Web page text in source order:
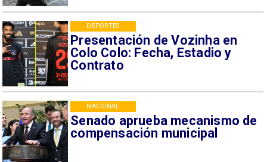
Presentación de Vozinha en
Colo Colo: Fecha, Estadio y
Contrato
DEPORTES
Senado aprueba mecanismo de
compensación municipal
NACIONAL